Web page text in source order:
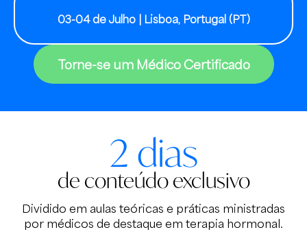
03-04 de Julho | Lisboa, Portugal (PT)
Torne-se um Médico Certificado
2 dias
de conteúdo exclusivo
Dividido em aulas teóricas e práticas ministradas
por médicos de destaque em terapia hormonal.